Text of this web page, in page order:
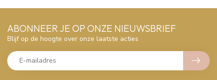
ABONNEER JE OP ONZE NIEUWSBRIEF
Blijf op de hoogte over onze laatste acties